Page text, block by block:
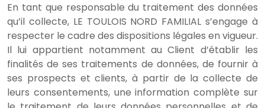
En tant que responsable du traitement des données
qu’il collecte, LE TOULOIS NORD FAMILIAL s’engage à
respecter le cadre des dispositions légales en vigueur.
Il lui appartient notamment au Client d’établir les
finalités de ses traitements de données, de fournir à
ses prospects et clients, à partir de la collecte de
leurs consentements, une information complète sur